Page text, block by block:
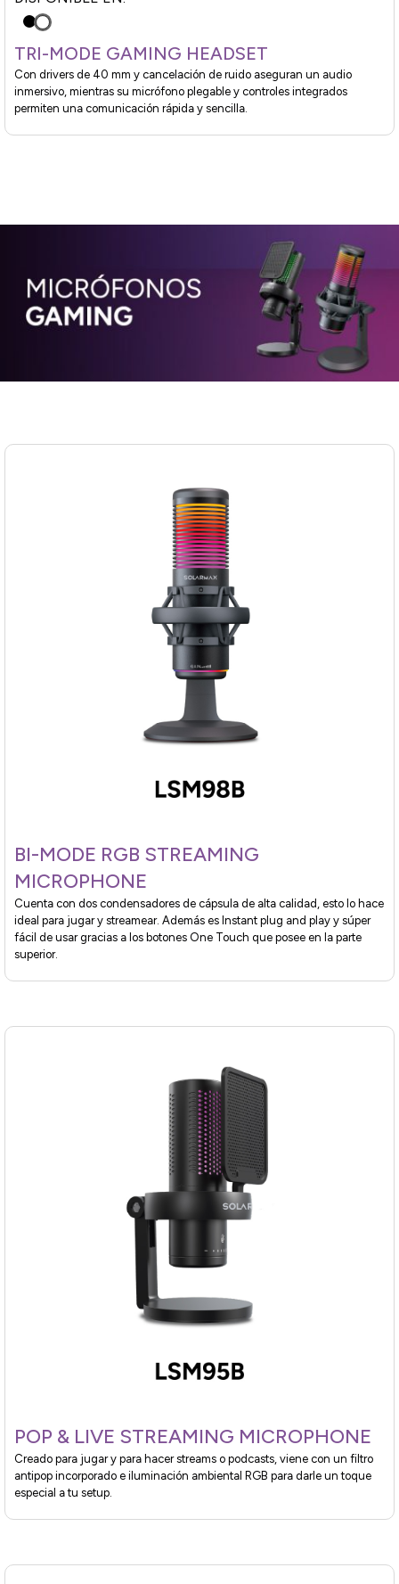
TRI-MODE GAMING HEADSET
Con drivers de 40 mm y cancelación de ruido aseguran un audio
inmersivo, mientras su micrófono plegable y controles integrados
permiten una comunicación rápida y sencilla.
BI-MODE RGB STREAMING
MICROPHONE
Cuenta con dos condensadores de cápsula de alta calidad, esto lo hace
ideal para jugar y streamear. Además es Instant plug and play y súper
fácil de usar gracias a los botones One Touch que posee en la parte
superior.
POP & LIVE STREAMING MICROPHONE
Creado para jugar y para hacer streams o podcasts, viene con un filtro
antipop incorporado e iluminación ambiental RGB para darle un toque
especial a tu setup.